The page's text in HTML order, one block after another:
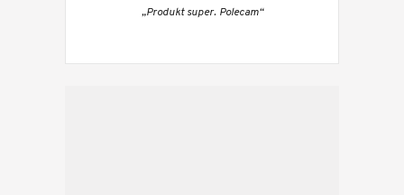
„Produkt super. Polecam“